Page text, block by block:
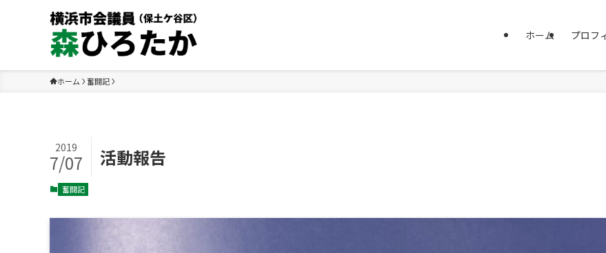
ホーム プロフ
ホーム 奮闘記
活動報告
2019
7/07
奮闘記